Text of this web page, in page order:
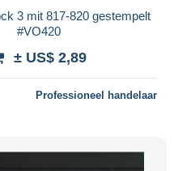
3 mit 817-820 gestempelt
#VO420
± US$ 2,89
Professioneel handelaar